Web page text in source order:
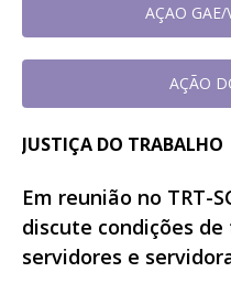
AÇAO GAE/
AÇÃO
JUSTIÇA DO TRABALHO
Em reunião no TRT-
discute condições
servidores e